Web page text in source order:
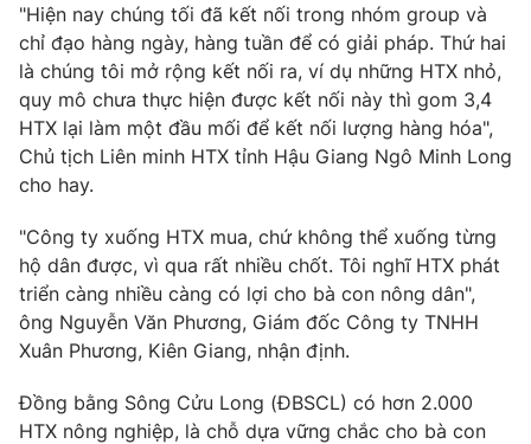
"Hiện nay chúng tối đã kết nối trong nhóm group và
chỉ đạo hàng ngày, hàng tuần để có giải pháp. Thứ hai
là chúng tôi mở rộng kết nối ra, ví dụ những HTX nhỏ,
quy mô chưa thực hiện được kết nối này thì gom 3,4
HTX lại làm một đầu mối để kết nối lượng hàng hóa",
Chủ tịch Liên minh HTX tỉnh Hậu Giang Ngô Minh Long
cho hay.
"Công ty xuống HTX mua, chứ không thể xuống từng
hộ dân được, vì qua rất nhiều chốt. Tôi nghĩ HTX phát
triển càng nhiều càng có lợi cho bà con nông dân",
ông Nguyễn Văn Phương, Giám đốc Công ty TNHH
Xuân Phương, Kiên Giang, nhận định.
Đồng bằng Sông Cửu Long (ĐBSCL) có hơn 2.000
HTX nông nghiệp, là chỗ dựa vững chắc cho bà con